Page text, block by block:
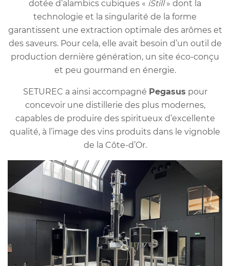
dotée d’alambics cubiques « iStill» dont la
technologie et la singularité de la forme
garantissent une extraction optimale des arômes et
des saveurs. Pour cela, elle avait besoin d’un outil de
production dernière génération, un site éco-conçu
et peu gourmand en énergie.
SETUREC a ainsi accompagné Pegasus pour
concevoir une distillerie des plus modernes,
capables de produire des spiritueux d’excellente
qualité, à l’image des vins produits dans le vignoble
de la Côte-d’Or.